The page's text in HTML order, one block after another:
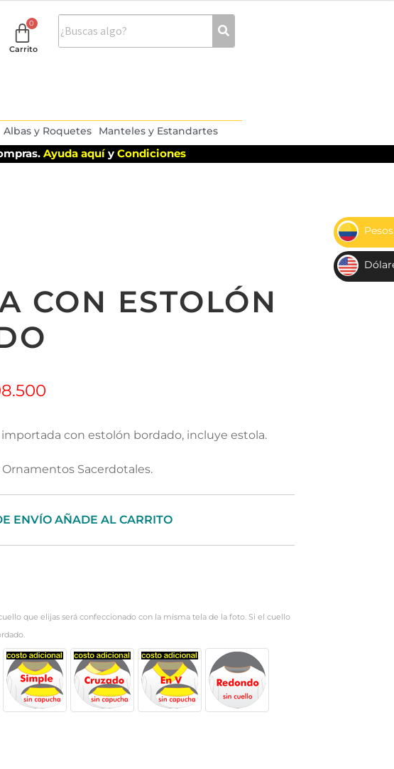
Carrito
Albas y Roquetes Manteles y Estandartes
Ayuda aquí y Condiciones
CON ESTOLÓN
con estolón bordado, incluye estola.
Sacerdotales.
ENVÍO AÑADE AL CARRITO
que elijas será confeccionado con la misma tela de la foto. Si el cuello
$
US